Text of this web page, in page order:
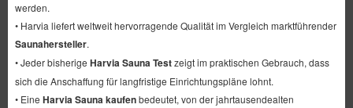
werden.
• Harvia liefert weltweit hervorragende Qualität im Vergleich marktführender
Saunahersteller.
• Jeder bisherige Harvia Sauna Testzeigt im praktischen Gebrauch, dass
sich die Anschaffung für langfristige Einrichtungspläne lohnt.
• Eine Harvia Sauna kaufenbedeutet, von der jahrtausendealten